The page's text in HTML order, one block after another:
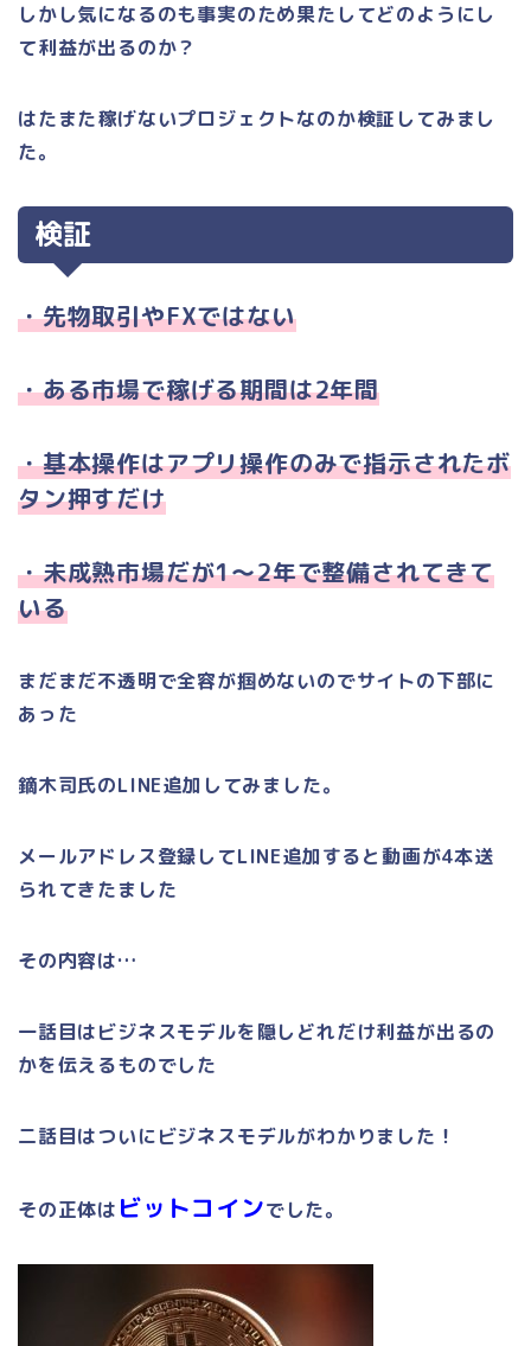
しかし気になるのも事実のため果たしてどのようにし
て利益が出るのか？
はたまた稼げないプロジェクトなのか検証してみまし
た。
検証
・先物取引やFXではない
・ある市場で稼げる期間は2年間
・基本操作はアプリ操作のみで指示されたボ
タン押すだけ
・未成熟市場だが1～2年で整備されてきて
いる
まだまだ不透明で全容が掴めないのでサイトの下部に
あった
鏑木司氏のLINE追加してみました。
メールアドレス登録してLINE追加すると動画が4本送
られてきたました
その内容は…
一話目はビジネスモデルを隠しどれだけ利益が出るの
かを伝えるものでした
二話目はついにビジネスモデルがわかりました！
その正体は ビットコインでした。